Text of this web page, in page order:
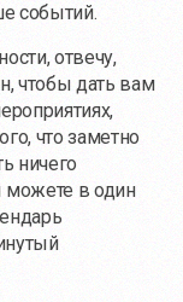
событий.
отвечу,
чтобы дать вам
что заметно
ничего
можете в один